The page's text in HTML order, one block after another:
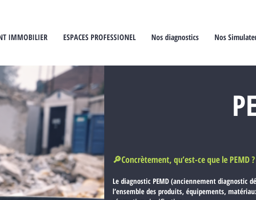
IMMOBILIER ESPACES PROFESSIONEL Nos diagnostics Nos
🔎Concrètement, qu’est-ce que le PEMD ?
Le diagnostic PEMD (anciennement
l’ensemble des produits, équipements,